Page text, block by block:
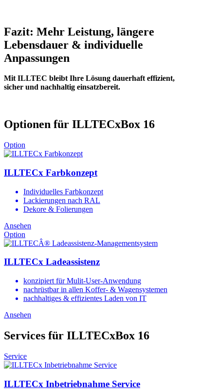
Fazit: Mehr Leistung, längere
Lebensdauer & individuelle
Anpassungen
Mit ILLTEC bleibt Ihre Lösung dauerhaft effizient,
sicher und nachhaltig einsatzbereit.
Optionen für ILLTECxBox 16
Option
ILLTECx Farbkonzept
Individuelles Farbkonzept
Lackierungen nach RAL
Dekore & Folierungen
Ansehen
Option
ILLTECx Ladeassistenz
konzipiert für Mulit-User-Anwendung
nachrüstbar in allen Koffer- & Wagensystemen
nachhaltiges & effizientes Laden von IT
Ansehen
Services für ILLTECxBox 16
Service
ILLTECx Inbetriebnahme Service